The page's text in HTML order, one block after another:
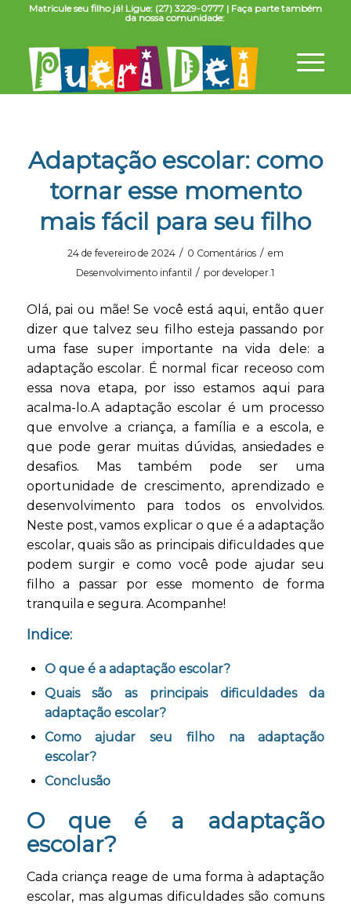
Matricule seu filho já! Ligue: (27) 3229-0777 | Faça parte também
da nossa comunidade:
Adaptação escolar: como
tornar esse momento
mais fácil para seu filho
24 de fevereiro de 2024 / 0 Comentários / em
Desenvolvimento infantil
/ pordeveloper.1
Olá, pai ou mãe! Se você está aqui, então quer
dizer que talvez seu filho esteja passando por
uma fase super importante na vida dele: a
adaptação escolar. É normal ficar receoso com
essa nova etapa, por isso estamos aqui para
acalma-lo.A adaptação escolar é um processo
que envolve a criança, a família e a escola, e
que pode gerar muitas dúvidas, ansiedades e
desafios. Mas também pode ser uma
oportunidade de crescimento, aprendizado e
desenvolvimento para todos os envolvidos.
Neste post, vamos explicar o que é a adaptação
escolar, quais são as principais dificuldades que
podem surgir e como você pode ajudar seu
filho a passar por esse momento de forma
tranquila e segura. Acompanhe!
Indice:
O que é a adaptação escolar?
Quais são as principais dificuldades da
adaptação escolar?
Como ajudar seu filho na adaptação
escolar?
Conclusão
O que é a adaptação
escolar?
Cada criança reage de uma forma à adaptação
escolar, mas algumas dificuldades são comuns